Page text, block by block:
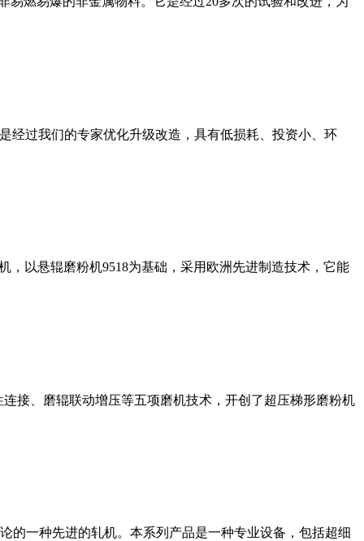
经过我们的专家优化升级改造，具有低损耗、投资小、环
以悬辊磨粉机9518为基础，采用欧洲先进制造技术，它能
接、磨辊联动增压等五项磨机技术，开创了超压梯形磨粉机
的一种先进的轧机。本系列产品是一种专业设备，包括超细